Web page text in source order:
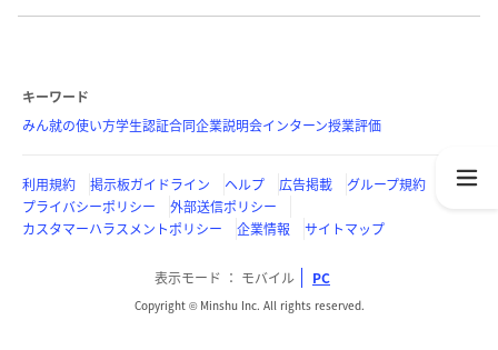
キーワード
みん就の使い方学生認証合同企業説明会インターン授業評価
利用規約 掲示板ガイドライン ヘルプ 広告掲載
グループ規約
プライバシーポリシー
外部送信ポリシー
カスタマーハラスメントポリシー
企業情報 サイトマップ
表示モード モバイル PC
Copyright © Minshu Inc. All rights reserved.